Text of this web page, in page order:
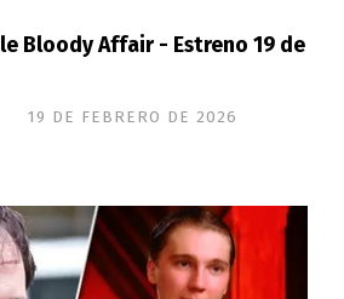
Bloody Affair - Estreno 19 de
19 DE FEBRERO DE 2026